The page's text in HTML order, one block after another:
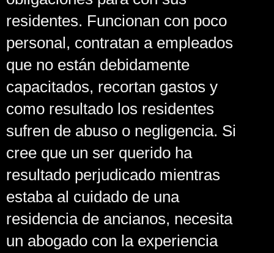
residentes. Funcionan con poco
personal, contratan a empleados
que no están debidamente
capacitados, recortan gastos y
como resultado los residentes
sufren de abuso o negligencia. Si
cree que un ser querido ha
resultado perjudicado mientras
estaba al cuidado de una
residencia de ancianos, necesita
un abogado con la experiencia